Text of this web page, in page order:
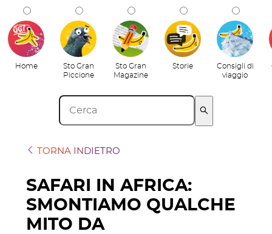
Home
Sto Gran
Piccione
Sto Gran
Magazine
Storie
Consigli di
viaggio
TORNA INDIETRO
SAFARI IN AFRICA:
SMONTIAMO QUALCHE
MITO DA